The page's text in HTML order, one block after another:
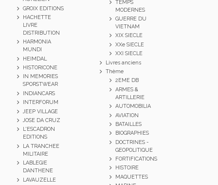
GROIX EDITIONS
HACHETTE
LIVRE
DISTRIBUTION
HARMONIA
MUNDI
HEIMDAL
HISTORICONE
IN MEMORIES
SPORSTWEAR
INDIANCARS
INTERFORUM
JEEP VILLAGE
JOSE DA CRUZ
L'ESCADRON
EDITIONS
LA TRANCHEE
MILITAIRE
LABLEGIE
DANTHENE
LAVAUZELLE
TEMPS
MODERNES
GUERRE DU
VIETNAM
XIX SIECLE
XXe SIECLE
XXI SIECLE
Livres anciens
Thème
2EME DB
ARMES &
ARTILLERIE
AUTOMOBILIA
AVIATION
BATAILLES
BIOGRAPHIES
DOCTRINES -
GEOPOLITIQUE
FORTIFICATIONS
HISTOIRE
MAQUETTES